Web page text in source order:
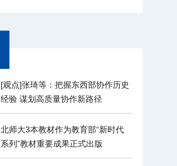
[观点]张琦等：把握东西部协作历史
经验 谋划高质量协作新路径
北师大3本教材作为教育部“新时代
系列”教材重要成果正式出版